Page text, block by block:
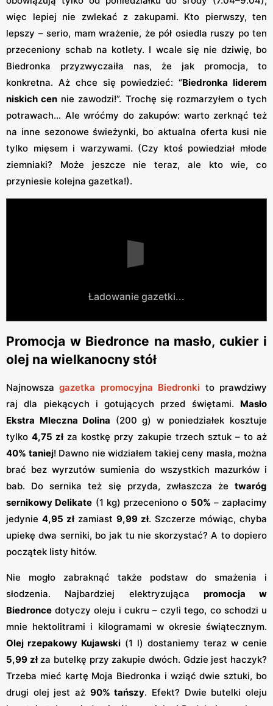
więc lepiej nie zwlekać z zakupami. Kto pierwszy, ten
lepszy – serio, mam wrażenie, że pół osiedla ruszy po ten
przeceniony schab na kotlety. I wcale się nie dziwię, bo
Biedronka przyzwyczaiła nas, że jak promocja, to
konkretna. Aż chce się powiedzieć: “Biedronka liderem
niskich cen nie zawodzi!”. Trochę się rozmarzyłem o tych
potrawach... Ale wróćmy do zakupów: warto zerknąć też
na inne sezonowe świeżynki, bo aktualna oferta kusi nie
tylko mięsem i warzywami. (Czy ktoś powiedział młode
ziemniaki? Może jeszcze nie teraz, ale kto wie, co
przyniesie kolejna gazetka!).
Ładowanie gazetki...
Promocja w Biedronce na masło, cukier i
olej na wielkanocny stół
Najnowszagazetka promocyjna Biedronki to prawdziwy
raj dla piekących i gotujących przed świętami. Masło
Ekstra Mleczna Dolina (200 g) w poniedziałek kosztuje
tylko4,75 złza kostkę przy zakupie trzech sztuk – to aż
40% taniej​! Dawno nie widziałem takiej ceny masła, można
brać bez wyrzutów sumienia do wszystkich mazurków i
bab. Do sernika też się przyda, zwłaszcza że twaróg
sernikowy Delikate (1 kg) przeceniono o 50% – zapłacimy
jedynie 4,95 złzamiast 9,99 zł​. Szczerze mówiąc, chyba
upiekę dwa serniki, bo jak tu nie skorzystać? A to dopiero
początek listy hitów.
Nie mogło zabraknąć także podstaw do smażenia i
słodzenia. Najbardziej elektryzująca promocja w
Biedronce dotyczy oleju i cukru – czyli tego, co schodzi u
mnie hektolitrami i kilogramami w okresie świątecznym.
Olej rzepakowy Kujawski (1 l) dostaniemy teraz w cenie
5,99 złza butelkę przy zakupie dwóch​. Gdzie jest haczyk?
Trzeba mieć kartę Moja Biedronka i wziąć dwie sztuki, bo
drugi olej jest aż 90% tańszy​. Efekt? Dwie butelki oleju